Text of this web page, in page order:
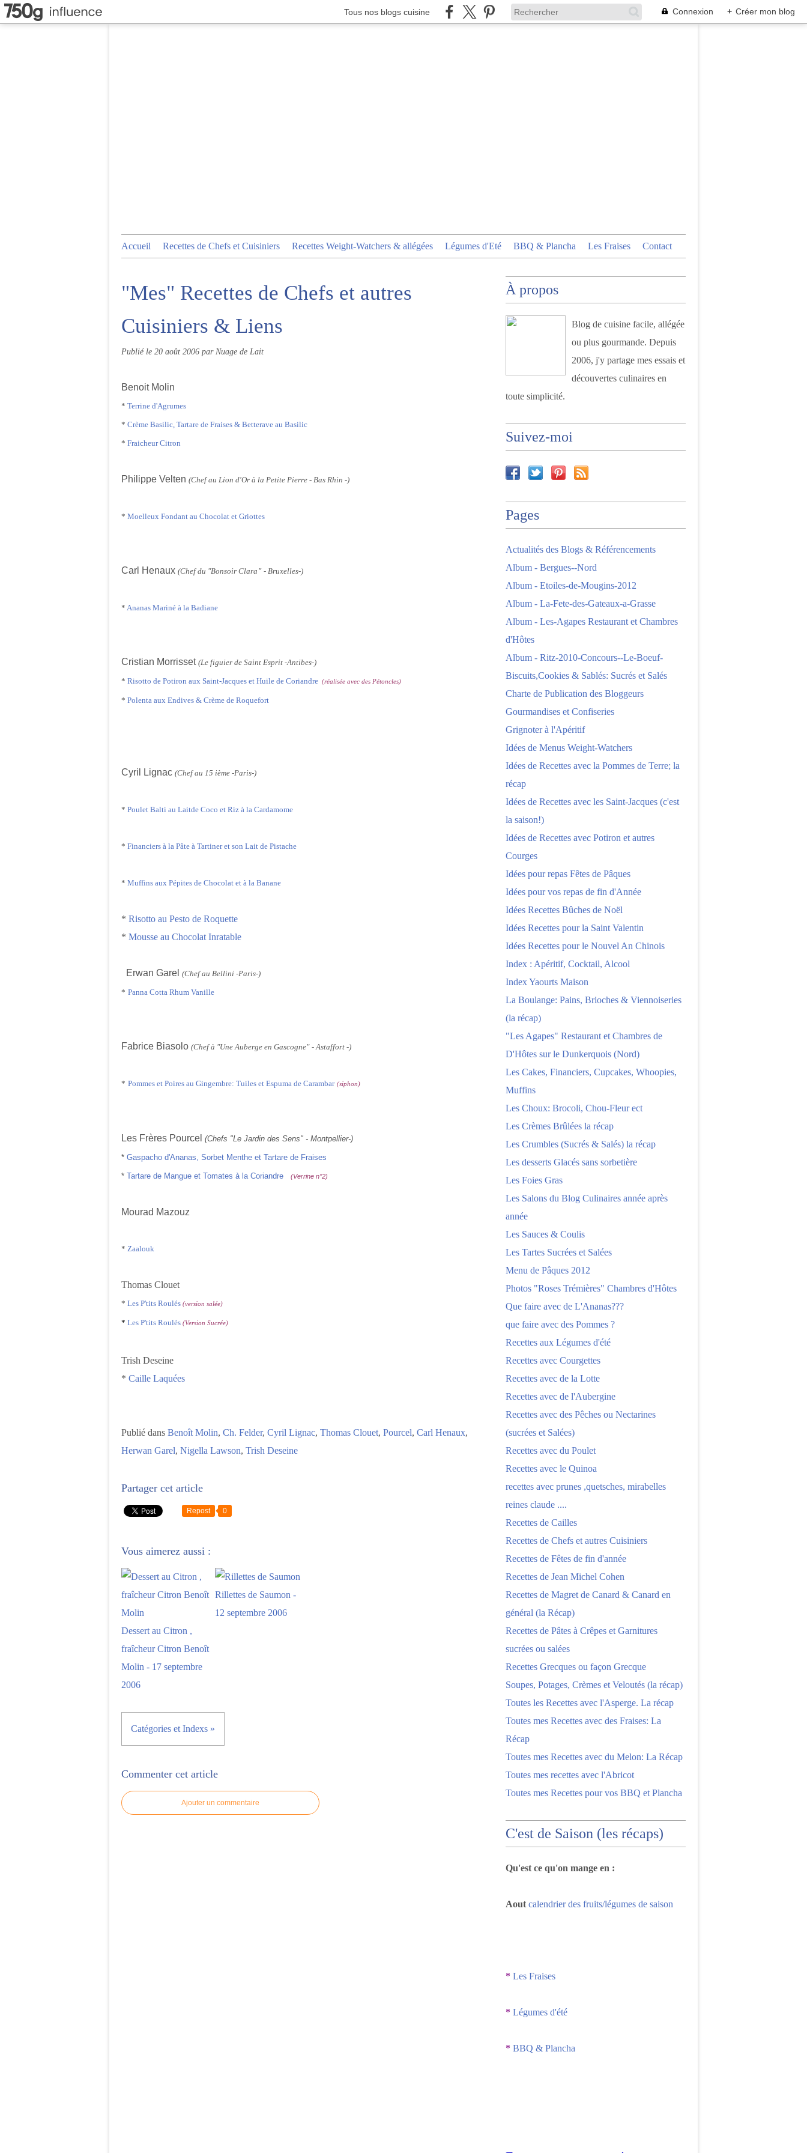
Tous nos blogs cuisine Connexion + Créer mon blog
Accueil Recettes de Chefs et Cuisiniers Recettes Weight-Watchers & allégées Légumes d'Eté BBQ & Plancha Les Fraises Contact
"Mes" Recettes de Chefs et autres
Cuisiniers & Liens
Publié le 20 août 2006 par Nuage de Lait
Benoit Molin
* Terrine d'Agrumes
* Crème Basilic, Tartare de Fraises & Betterave au Basilic
* Fraicheur Citron
Philippe Velten (Chef au Lion d'Or à la Petite Pierre - Bas Rhin -)
* Moelleux Fondant au Chocolat et Griottes
Carl Henaux (Chef du "Bonsoir Clara " - Bruxelles-)
* Ananas Mariné à la Badiane
Cristian Morrisset (Le figuier de Saint Esprit -Antibes-)
* Risotto de Potiron aux Saint-Jacques et Huile de Coriandre (réalisée avec des Pétoncles)
* Polenta aux Endives & Crème de Roquefort
Cyril Lignac (Chef au 15 ième -Paris-)
* Poulet Balti au Laitde Coco et Riz à la Cardamome
* Financiers à la Pâte à Tartiner et son Lait de Pistache
* Muffins aux Pépites de Chocolat et à la Banane
* Risotto au Pesto de Roquette
* Mousse au Chocolat Inratable
Erwan Garel (Chef au Bellini -Paris-)
* Panna Cotta Rhum Vanille
Fabrice Biasolo (Chef à "Une Auberge en Gascogne" - Astaffort -)
* Pommes et Poires au Gingembre: Tuiles et Espuma de Carambar (siphon)
Les Frères Pourcel (Chefs "Le Jardin des Sens" - Montpellier-)
* Gaspacho d'Ananas, Sorbet Menthe et Tartare de Fraises
* Tartare de Mangue et Tomates à la Coriandre (Verrine n°2)
Mourad Mazouz
* Zaalouk
Thomas Clouet
* Les P'tits Roulés (version salée)
* Les P'tits Roulés (Version Sucrée)
Trish Deseine
* Caille Laquées
Publié dans Benoît Molin, Ch. Felder, Cyril Lignac, Thomas Clouet, Pourcel, Carl Henaux,
Herwan Garel, Nigella Lawson, Trish Deseine
Partager cet article
Repost 0
Vous aimerez aussi :
Dessert au Citron ,
fraîcheur Citron Benoît
Molin - 17 septembre
2006
Rillettes de Saumon -
12 septembre 2006
Catégories et Indexs »
Commenter cet article
Ajouter un commentaire
À propos
Blog de cuisine facile, allégée
ou plus gourmande. Depuis
2006, j'y partage mes essais et
découvertes culinaires en
toute simplicité.
Suivez-moi
Pages
Actualités des Blogs & Référencements
Album - Bergues--Nord
Album - Etoiles-de-Mougins-2012
Album - La-Fete-des-Gateaux-a-Grasse
Album - Les-Agapes Restaurant et Chambres
d'Hôtes
Album - Ritz-2010-Concours--Le-Boeuf-
Biscuits,Cookies & Sablés: Sucrés et Salés
Charte de Publication des Bloggeurs
Gourmandises et Confiseries
Grignoter à l'Apéritif
Idées de Menus Weight-Watchers
Idées de Recettes avec la Pommes de Terre; la
récap
Idées de Recettes avec les Saint-Jacques (c'est
la saison!)
Idées de Recettes avec Potiron et autres
Courges
Idées pour repas Fêtes de Pâques
Idées pour vos repas de fin d'Année
Idées Recettes Bûches de Noël
Idées Recettes pour la Saint Valentin
Idées Recettes pour le Nouvel An Chinois
Index : Apéritif, Cocktail, Alcool
Index Yaourts Maison
La Boulange: Pains, Brioches & Viennoiseries
(la récap)
"Les Agapes" Restaurant et Chambres de
D'Hôtes sur le Dunkerquois (Nord)
Les Cakes, Financiers, Cupcakes, Whoopies,
Muffins
Les Choux: Brocoli, Chou-Fleur ect
Les Crèmes Brûlées la récap
Les Crumbles (Sucrés & Salés) la récap
Les desserts Glacés sans sorbetière
Les Foies Gras
Les Salons du Blog Culinaires année après
année
Les Sauces & Coulis
Les Tartes Sucrées et Salées
Menu de Pâques 2012
Photos "Roses Trémières" Chambres d'Hôtes
Que faire avec de L'Ananas???
que faire avec des Pommes ?
Recettes aux Légumes d'été
Recettes avec Courgettes
Recettes avec de la Lotte
Recettes avec de l'Aubergine
Recettes avec des Pêches ou Nectarines
(sucrées et Salées)
Recettes avec du Poulet
Recettes avec le Quinoa
recettes avec prunes ,quetsches, mirabelles
reines claude ....
Recettes de Cailles
Recettes de Chefs et autres Cuisiniers
Recettes de Fêtes de fin d'année
Recettes de Jean Michel Cohen
Recettes de Magret de Canard & Canard en
général (la Récap)
Recettes de Pâtes à Crêpes et Garnitures
sucrées ou salées
Recettes Grecques ou façon Grecque
Soupes, Potages, Crèmes et Veloutés (la récap)
Toutes les Recettes avec l'Asperge. La récap
Toutes mes Recettes avec des Fraises: La
Récap
Toutes mes Recettes avec du Melon: La Récap
Toutes mes recettes avec l'Abricot
Toutes mes Recettes pour vos BBQ et Plancha
C'est de Saison (les récaps)
Qu'est ce qu'on mange en :
Aout calendrier des fruits/légumes de saison
* Les Fraises
* Légumes d'été
* BBQ & Plancha